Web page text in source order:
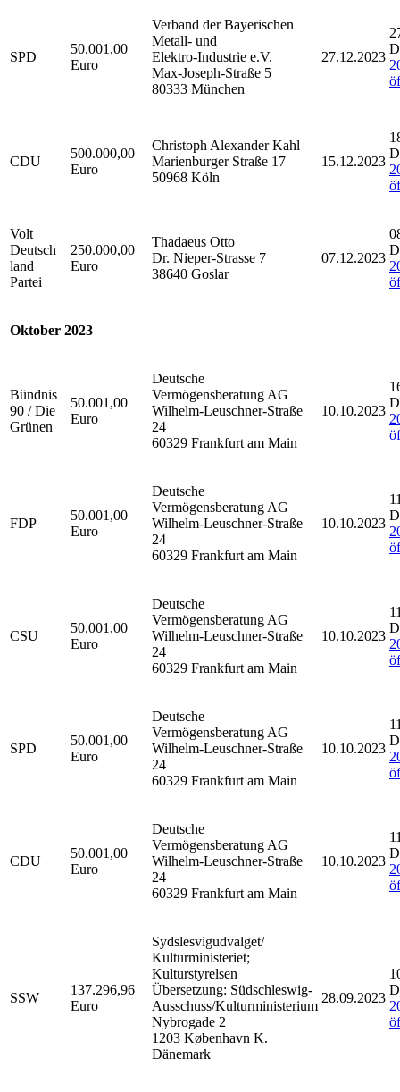
SPD
50.001,00
Euro
Verband der Bayerischen
Metall- und
Elektro-Industrie e.V.
Max-Joseph-Straße 5
80333 München
27.12.2023
CDU
500.000,00
Euro
Christoph Alexander Kahl
Marienburger Straße 17
50968 Köln
15.12.2023
Volt
Deutsch
land
Partei
250.000,00
Euro
Thadaeus Otto
Dr. Nieper-Strasse 7
38640 Goslar
07.12.2023
Oktober 2023
Bündnis
90 / Die
Grünen
50.001,00
Euro
Deutsche
Vermögensberatung AG
Wilhelm-Leuschner-Straße
24
60329 Frankfurt am Main
10.10.2023
FDP
50.001,00
Euro
Deutsche
Vermögensberatung AG
Wilhelm-Leuschner-Straße
24
60329 Frankfurt am Main
10.10.2023
CSU
50.001,00
Euro
Deutsche
Vermögensberatung AG
Wilhelm-Leuschner-Straße
24
60329 Frankfurt am Main
10.10.2023
SPD
50.001,00
Euro
Deutsche
Vermögensberatung AG
Wilhelm-Leuschner-Straße
24
60329 Frankfurt am Main
10.10.2023
CDU
50.001,00
Euro
Deutsche
Vermögensberatung AG
Wilhelm-Leuschner-Straße
24
60329 Frankfurt am Main
10.10.2023
SSW
137.296,96
Euro
Sydslesvigudvalget/
Kulturministeriet;
Kulturstyrelsen
Übersetzung: Südschleswig-
Ausschuss/Kulturministerium
Nybrogade 2
1203 København K.
Dänemark
28.09.2023